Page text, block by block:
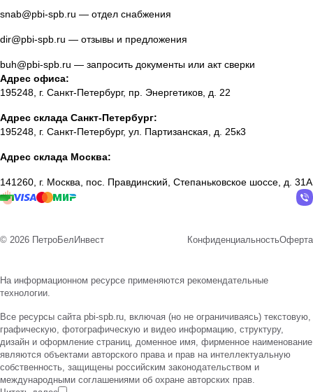
snab@pbi-spb.ru — отдел снабжения
dir@pbi-spb.ru — отзывы и предложения
buh@pbi-spb.ru — запросить документы или акт сверки
Адрес офиса:
195248, г. Санкт-Петербург, пр. Энергетиков, д. 22
Адрес склада Санкт-Петербург:
195248, г. Санкт-Петербург, ул. Партизанская, д. 25к3
Адрес склада Москва:
141260, г. Москва, пос. Правдинский, Степаньковское шоссе, д. 31А
© 2026 ПетроБелИнвест КонфиденциальностьОферта
На информационном ресурсе применяются рекомендательные
технологии.
Все ресурсы сайта pbi-spb.ru, включая (но не ограничиваясь) текстовую,
графическую, фотографическую и видео информацию, структуру,
дизайн и оформление страниц, доменное имя, фирменное наименование
являются объектами авторского права и прав на интеллектуальную
собственность, защищены российским законодательством и
международными соглашениями об охране авторских прав.